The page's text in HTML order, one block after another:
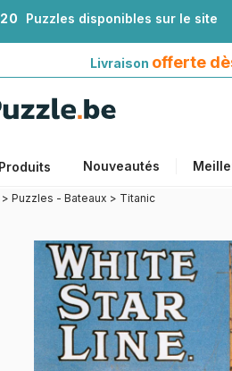
20 Puzzles disponibles sur le site
Livraison offerte
Produits Nouveautés
> Puzzles - Bateaux > Titanic